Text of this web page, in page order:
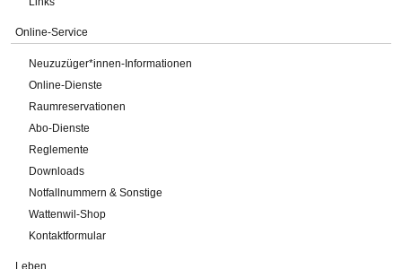
Online-Service
Neuzuzüger*innen-Informationen
Online-Dienste
Raumreservationen
Abo-Dienste
Reglemente
Downloads
Notfallnummern & Sonstige
Wattenwil-Shop
Kontaktformular
Leben